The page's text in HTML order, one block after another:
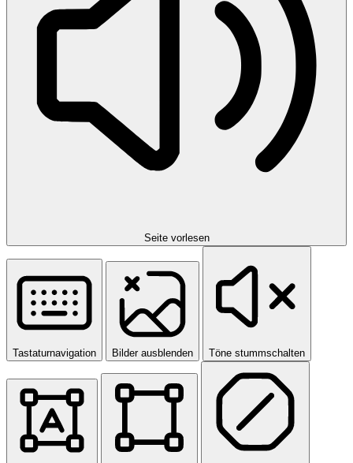
Seite vorlesen
Tastaturnavigation Bilder ausblenden Töne stummschalten